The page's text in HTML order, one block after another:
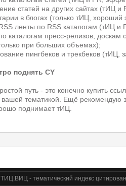
статей на других сайтах (тИЦ
в блогах (только тИЦ, хороший
ленты по RSS каталогам (тИЦ
каталогам пресс-релизов,
при больших объемах);
пингбеков и трекбеков (тИЦ,
поднять CY
путь - это конечно купить
тематикой. Ещё рекомендую
поднимает тИЦ.
ТИЦ,ВИЦ - тематический индекс